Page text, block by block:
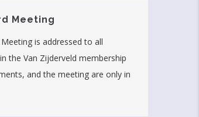
Meeting
is addressed to all
the Van Zijderveld membership
and the meeting are only in